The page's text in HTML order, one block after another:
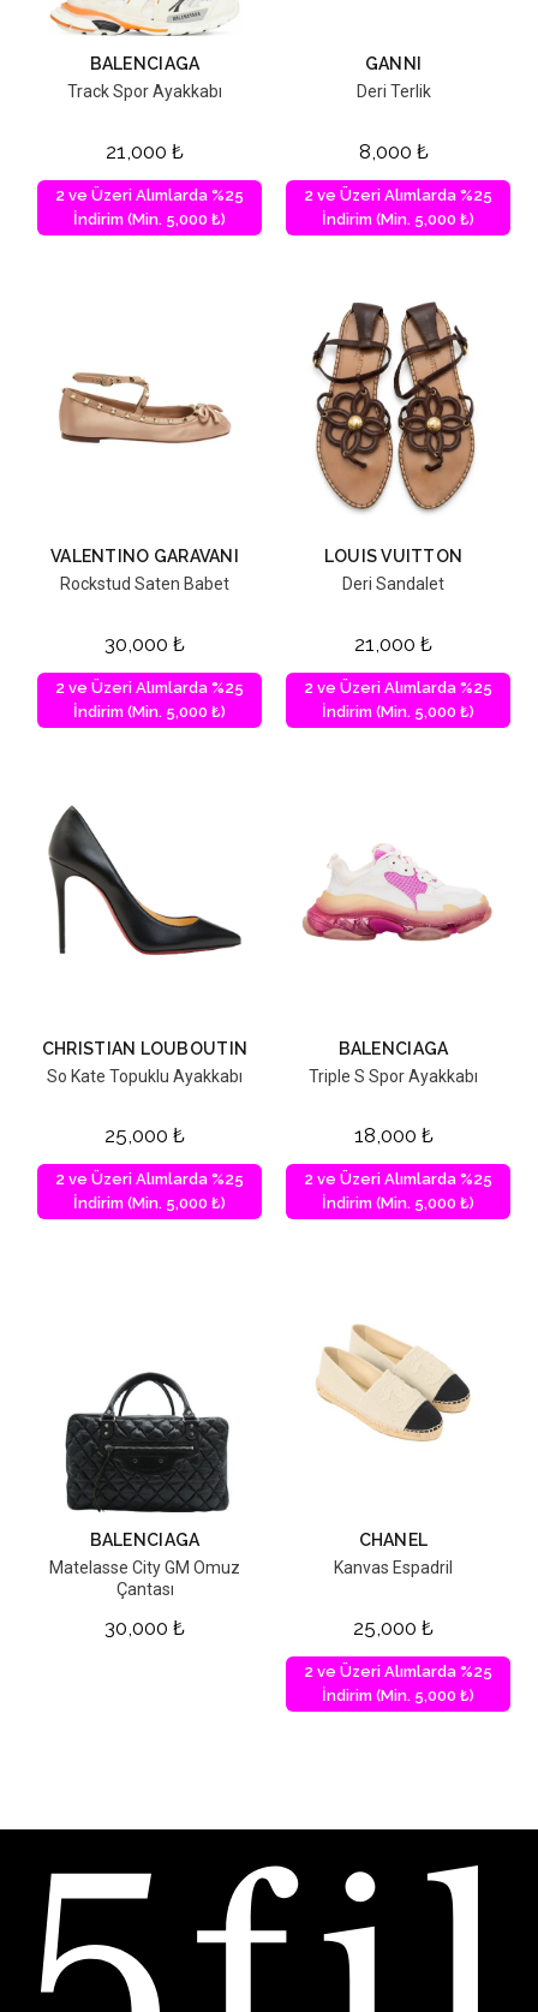
BALENCIAGA
Track Spor Ayakkabı
21,000 ₺
2 ve Üzeri Alımlarda %25
İndirim (Min. 5,000 ₺)
GANNI
Deri Terlik
8,000 ₺
2 ve Üzeri Alımlarda %25
İndirim (Min. 5,000 ₺)
VALENTINO GARAVANI
Rockstud Saten Babet
30,000 ₺
2 ve Üzeri Alımlarda %25
İndirim (Min. 5,000 ₺)
LOUIS VUITTON
Deri Sandalet
21,000 ₺
2 ve Üzeri Alımlarda %25
İndirim (Min. 5,000 ₺)
CHRISTIAN LOUBOUTIN
So Kate Topuklu Ayakkabı
25,000 ₺
2 ve Üzeri Alımlarda %25
İndirim (Min. 5,000 ₺)
BALENCIAGA
Triple S Spor Ayakkabı
18,000 ₺
2 ve Üzeri Alımlarda %25
İndirim (Min. 5,000 ₺)
BALENCIAGA
Matelasse City GM Omuz
Çantası
30,000 ₺
CHANEL
Kanvas Espadril
25,000 ₺
2 ve Üzeri Alımlarda %25
İndirim (Min. 5,000 ₺)